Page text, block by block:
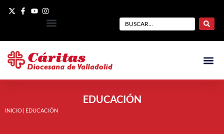
EDUCACIÓN
INICIO EDUCACIÓN